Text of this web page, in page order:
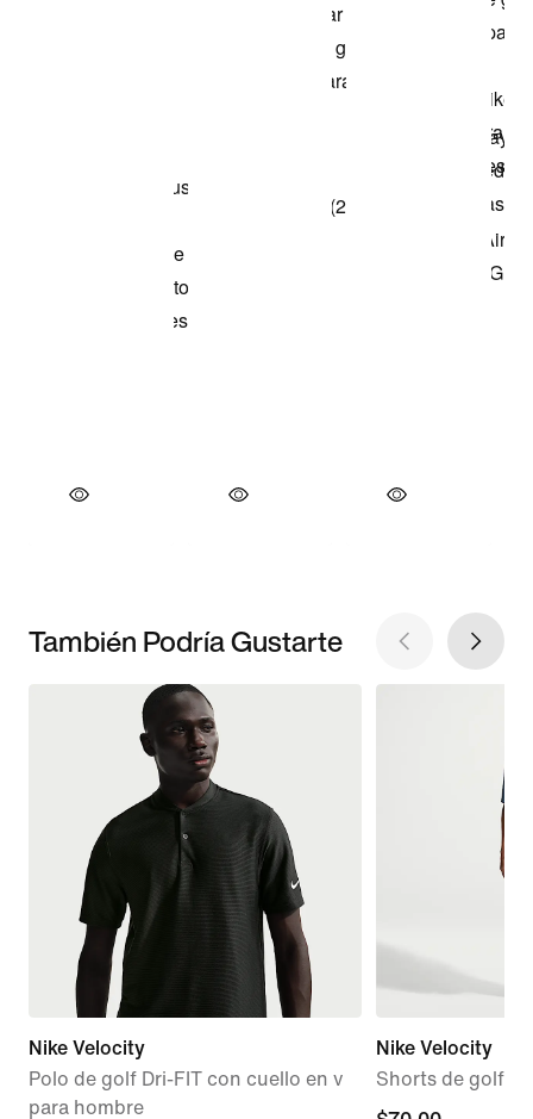
También Podría Gustarte
Nike Velocity
Polo de golf Dri-FIT con cuello en v
para hombre
Nike Velocity
Shorts de golf